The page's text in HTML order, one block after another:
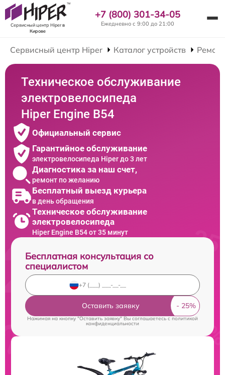
Сервисный центр Hiperв
Кирове
+7 (800) 301-34-05
Ежедневно с 9:00 до 21:00
Сервисный центр Hiper Каталог устройств
Техническое обслуживание
электровелосипеда
Hiper Engine B54
Официальный сервис
Гарантийное обслуживание
электровелосипеда Hiper до 3 лет
Диагностика за наш счет,
ремонт по желанию
Бесплатный выезд курьера
в день обращения
Техническое обслуживание
электровелосипеда
Hiper Engine B54 от 35 минут
Бесплатная консультация со
специалистом
Оставить заявку
Нажимая на кнопку "Оставить заявку" Вы соглашаетесь cполитикой
конфиденциальности